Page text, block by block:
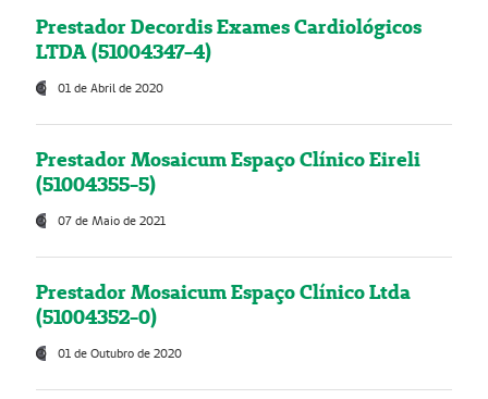
Prestador Decordis Exames Cardiológicos
LTDA (51004347-4)
01 de Abril de 2020
Prestador Mosaicum Espaço Clínico Eireli
(51004355-5)
07 de Maio de 2021
Prestador Mosaicum Espaço Clínico Ltda
(51004352-0)
01 de Outubro de 2020